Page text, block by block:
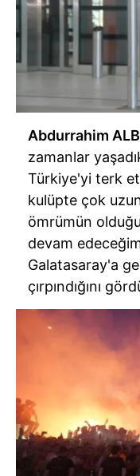
Abdurrahim
zamanlar
Türkiye'yi terk
kulüpte çok
ömrümün
devam
Galatasaray'a
çırpındığını